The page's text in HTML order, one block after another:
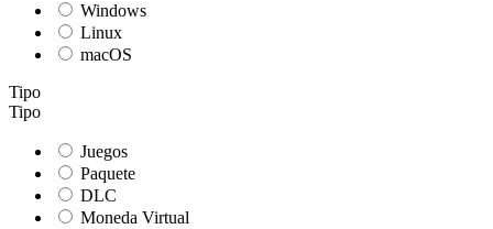
Windows
Linux
macOS
Tipo
Tipo
Juegos
Paquete
DLC
Moneda Virtual